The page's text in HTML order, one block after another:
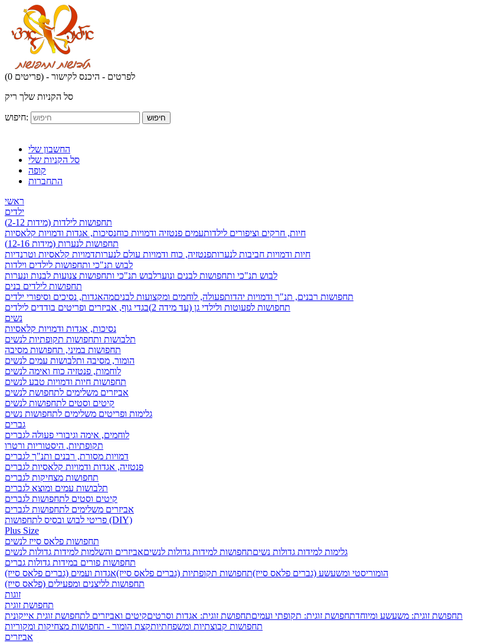
(0 פריטים) - לפרטים - היכנס לקישור
סל הקניות שלך ריק
חיפוש: חיפוש
החשבון שלי
סל הקניות שלי
קופה
התחברות
ראשי
ילדים
תחפושות לילדות (מידות 2-12)
חיות, חרקים וציפורים לילדותעמים פנטזיה ודמויות כוחנסיכות, אגדות ודמויות קלאסיות
תחפושות לנערות (מידות 12-16)
חיות ודמויות חביבות לנערותפנטזיה, כוח ודמויות עולם לנערותדמויות קלאסיות וטרנדיות
לבוש תנ"כי ותחפושות לילדים וילדות
לבוש תנ"כי ותחפושות לבנים ונוערלבוש תנ"כי ותחפושות צנועות לבנות ונערות
תחפושות לילדים בנים
תחפושות רבנים, תנ"ך ודמויות יהדותפעולה, לוחמים ומקצועות לבניםמהאגדות, נסיכים וסיפורי ילדים
תחפושות לפעוטות ולילדי גן (עד מידה 2)
בגדי גוף, אביזרים ופריטים בודדים לילדים
נשים
נסיכות, אגדות ודמויות קלאסיות
תלבושות ותחפושות תקופתיות לנשים
תחפושות במיני, תחפושות מסיבה
הומור, מסיבה ותלבושות עמים לנשים
לוחמות, פנטזיה כוח ואימה לנשים
תחפושות חיות ודמויות טבע לנשים
אביזרים משלימים לתחפושת לנשים
קיטים וסטים לתחפושות לנשים
גלימות ופריטים משלימים לתחפושות נשים
גברים
לוחמים, אימה וגיבורי פעולה לגברים
תקופתיות, היסטוריות ורטרו
דמויות מסורת, רבנים ותנ"ך לגברים
פנטזיה, אגדות ודמויות קלאסיות לגברים
תחפושות מצחיקות לגברים
תלבושות עמים ומוצא לגברים
קיטים וסטים לתחפושות לגברים
אביזרים משלימים לתחפושות לגברים
פריטי לבוש ובסיס לתחפושות (DIY)
Plus Size
תחפושות פלאס סייז לנשים
גלימות למידות גדולות נשיםתחפושות למידות גדולות לנשיםאביזרים והשלמות למידות גדולות לנשים
תחפושות פורים במידות גדולות גברים
הומוריסטי ומשעשע (גברים פלאס סייז)תחפושות תקופתיות (גברים פלאס סייז)אגדות ועמים (גברים פלאס סייז)
תחפושות לליצנים ומפעילים (פלאס סייז)
זוגות
תחפושת זוגית
תחפושת זוגית: משעשע ומיוחדתחפושת זוגית: תקופתי ועמיםתחפושת זוגית: אגדות וסרטיםקיטים ואביזרים לתחפושת זוגית אייקונית
תחפושות קבוצתיות ומשפחתיותקצת הומור - תחפושות מצחיקות ומקוריות
אביזרים